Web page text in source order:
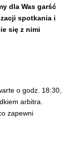
dla Was garść
spotkania i
się z nimi
o godz. 18:30,
arbitra.
zapewni